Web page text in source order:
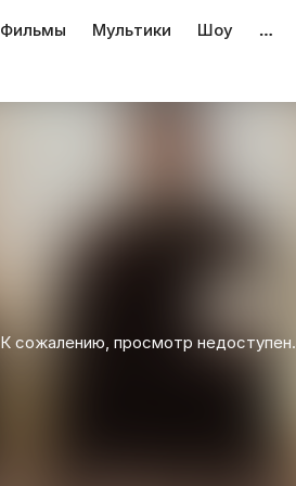
Фильмы Мультики Шоу …
К сожалению, просмотр недоступен.